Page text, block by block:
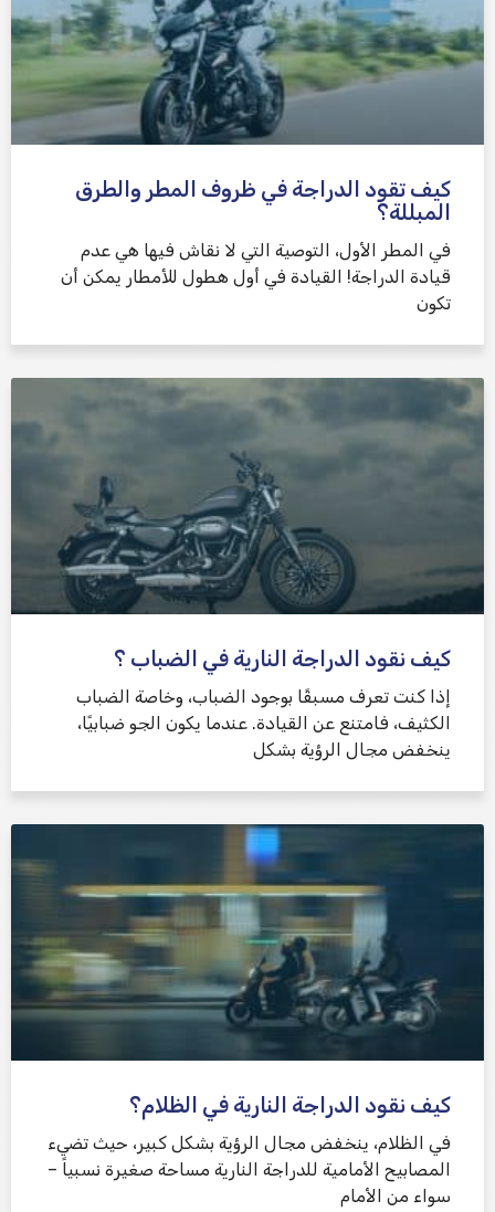
كيف تقود الدراجة في ظروف المطر والطرق
المبللة؟
في المطر الأول، التوصية التي لا نقاش فيها هي عدم
قيادة الدراجة! القيادة في أول هطول للأمطار يمكن أن
تكون
كيف نقود الدراجة النارية في الضباب ؟
إذا كنت تعرف مسبقًا بوجود الضباب، وخاصة الضباب
الكثيف، فامتنع عن القيادة. عندما يكون الجو ضبابيًا،
ينخفض ​​مجال الرؤية بشكل
كيف نقود الدراجة النارية في الظلام؟
في الظلام، ينخفض ​​مجال الرؤية بشكل كبير، حيث تضيء
المصابيح الأمامية للدراجة النارية مساحة صغيرة نسبياً –
سواء من الأمام